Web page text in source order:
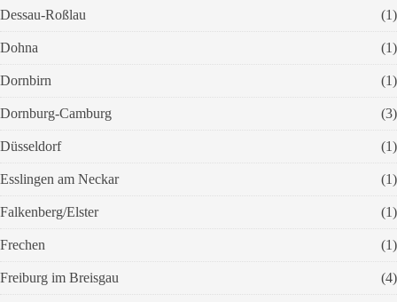
Dessau-Roßlau (1)
Dohna (1)
Dornbirn (1)
Dornburg-Camburg (3)
Düsseldorf (1)
Esslingen am Neckar (1)
Falkenberg/Elster (1)
Frechen (1)
Freiburg im Breisgau (4)